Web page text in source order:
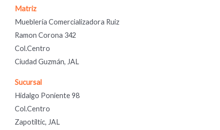
Matriz
Mueblería Comercializadora Ruiz
Ramon Corona 342
Col.Centro
Ciudad Guzmán, JAL
Sucursal
Hidalgo Poniente 98
Col.Centro
Zapotiltic, JAL